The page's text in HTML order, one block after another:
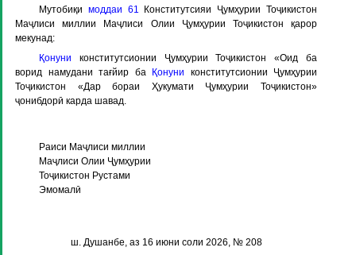
Мутобиқи моддаи 61 Конститутсияи Ҷумҳурии Тоҷикистон
Маҷлиси миллии Маҷлиси Олии Ҷумҳурии Тоҷикистон қарор
мекунад:
Қонуни конститутсионии Ҷумҳурии Тоҷикистон «Оид ба
ворид намудани тағйир ба
Қонуни конститутсионии Ҷумҳурии
Тоҷикистон «Дар бораи Ҳукумати Ҷумҳурии Тоҷикистон»
ҷонибдорӣ карда шавад.
Раиси Маҷлиси миллии
Маҷлиси Олии Ҷумҳурии
Тоҷикистон Рустами
Эмомалӣ
ш. Душанбе, аз 16 июни соли 2026, № 208